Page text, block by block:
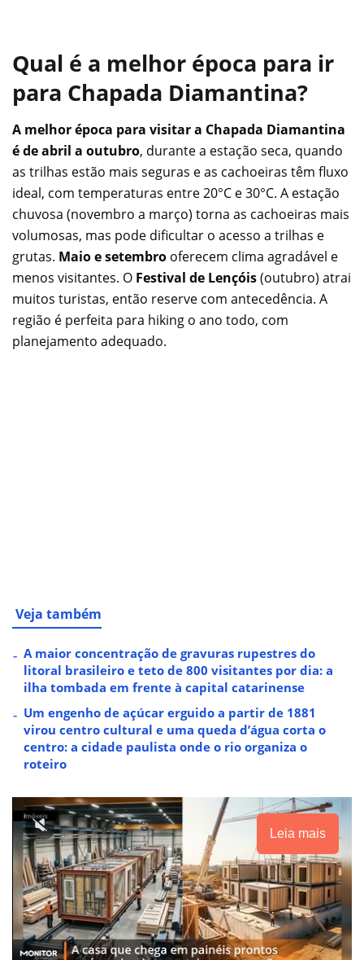
Qual é a melhor época para ir
para Chapada Diamantina?
A melhor época para visitar a Chapada Diamantina
é de abril a outubro, durante a estação seca, quando
as trilhas estão mais seguras e as cachoeiras têm fluxo
ideal, com temperaturas entre 20°C e 30°C. A estação
chuvosa (novembro a março) torna as cachoeiras mais
volumosas, mas pode dificultar o acesso a trilhas e
grutas. Maio e setembro oferecem clima agradável e
menos visitantes. O Festival de Lençóis(outubro) atrai
muitos turistas, então reserve com antecedência. A
região é perfeita para hiking o ano todo, com
planejamento adequado.
Veja também
A maior concentração de gravuras rupestres do
litoral brasileiro e teto de 800 visitantes por dia: a
ilha tombada em frente à capital catarinense
Um engenho de açúcar erguido a partir de 1881
virou centro cultural e uma queda d’água corta o
centro: a cidade paulista onde o rio organiza o
roteiro
Leia mais